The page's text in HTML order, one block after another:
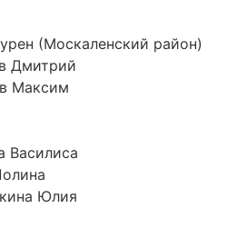
(Москаленский район)
Дмитрий
Максим
Василиса
Юлия